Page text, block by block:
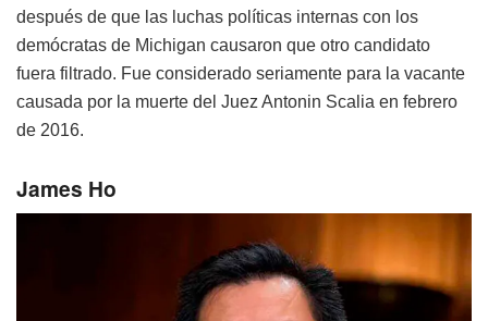
después de que las luchas políticas internas con los
demócratas de Michigan causaron que otro candidato
fuera filtrado. Fue considerado seriamente para la vacante
causada por la muerte del Juez Antonin Scalia en febrero
de 2016.
James Ho